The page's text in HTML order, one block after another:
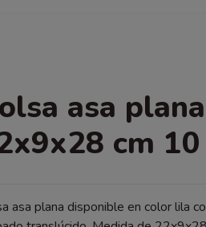
asa
cm
asa plana disponible en color lila